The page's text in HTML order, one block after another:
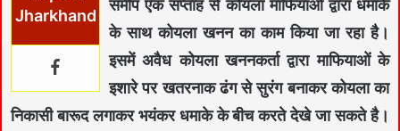
Jharkhand
समीप एक सप्ताह से कोयला माफियाओं द्वारा धमाके
के साथ कोयला खनन का काम किया जा रहा है।
इसमें अवैध कोयला खननकर्ता द्वारा माफियाओं के
इशारे पर खतरनाक ढंग से सुरंग बनाकर कोयला का
निकासी बारूद लगाकर भयंकर धमाके के बीच करते देखे जा सकते है।